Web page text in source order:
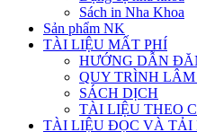
Sách in Nha Khoa
Sản phẩm NK
TÀI LIỆU MẤT PHÍ
HƯỚNG DẪN
QUY TRÌNH LÂM
SÁCH DỊCH
TÀI LIỆU THEO
TÀI LIỆU ĐỌC VÀ TẢI